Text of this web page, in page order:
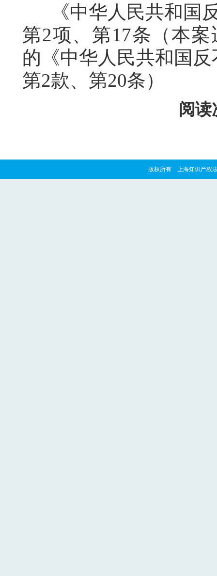
《中华人民共和国
第2项、第17条（本
的《中华人民共和国
第2款、第20条）
阅读
版权所有 上海知识产权法